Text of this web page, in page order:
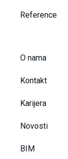
Reference
O nama
Kontakt
Karijera
Novosti
BIM